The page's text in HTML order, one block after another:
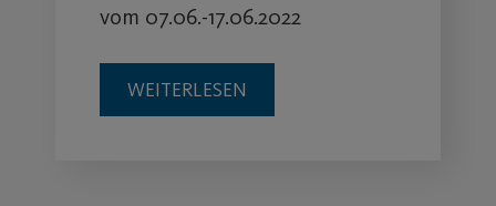
vom 07.06.-17.06.2022
WEITERLESEN